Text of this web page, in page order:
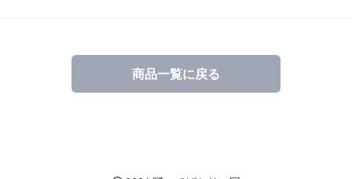
商品一覧に戻る